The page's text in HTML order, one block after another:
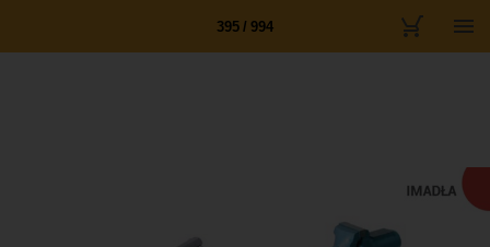
395 / 994